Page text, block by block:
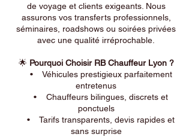
de voyage et clients exigeants. Nous
assurons vos transferts professionnels,
séminaires, roadshows ou soirées privées
avec une qualité irréprochable.
🌟 Pourquoi Choisir RB Chauffeur Lyon ?
• Véhicules prestigieux parfaitement
entretenus
• Chauffeurs bilingues, discrets et
ponctuels
• Tarifs transparents, devis rapides et
sans surprise